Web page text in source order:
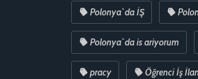
Polonya`da İŞ
Polonya`da is ariyorum
pracy Öğrenci İş